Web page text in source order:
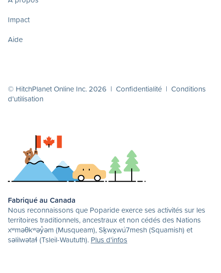
Impact
Aide
© HitchPlanet Online Inc. 2026 | Confidentialité | Conditions
d'utilisation
Fabriqué au Canada
Nous reconnaissons que Poparide exerce ses activités sur les
territoires traditionnels, ancestraux et non cédés des Nations
xʷməθkʷəy̓əm (Musqueam), Sḵwx̱wú7mesh (Squamish) et
səlilwətaɬ (Tsleil-Waututh). Plus d'infos